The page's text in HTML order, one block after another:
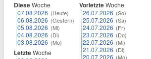
DieseWoche
07.08.2026 (Heute)
06.08.2026 (Gestern)
05.08.2026 (Mi)
04.08.2026 (Di)
03.08.2026 (Mo)
LetzteWoche
VorletzteWoche
26.07.2026 (So)
25.07.2026 (Sa)
24.07.2026 (Fr)
23.07.2026 (Do)
22.07.2026 (Mi)
21.07.2026 (Di)
20.07.2026 (Mo)